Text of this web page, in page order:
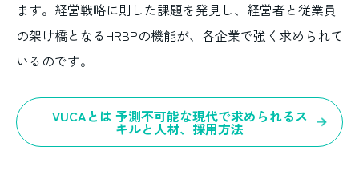
ます。経営戦略に則した課題を発見し、経営者と従業員
の架け橋となるHRBPの機能が、各企業で強く求められて
いるのです。
VUCAとは 予測不可能な現代で求められるス
キルと人材、採用方法